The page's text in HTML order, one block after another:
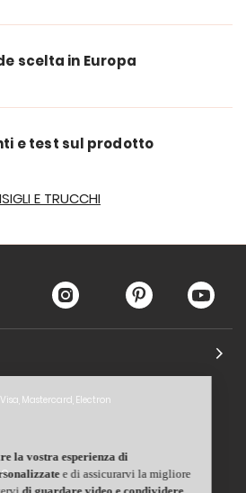
scelta in Europa
e test sul prodotto
E TRUCCHI
Visa, Mastercard, Electron